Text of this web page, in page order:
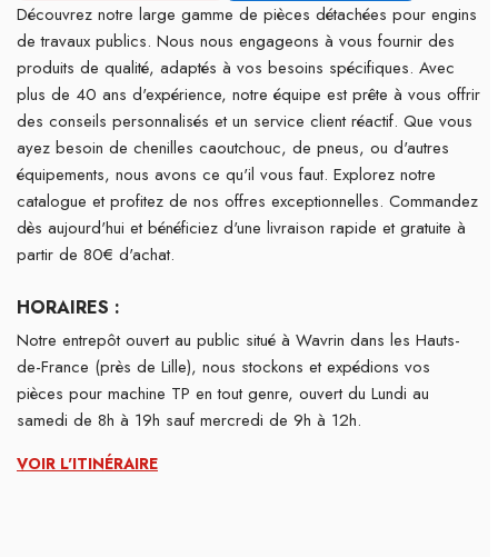
Découvrez notre large gamme de pièces détachées pour engins
de travaux publics. Nous nous engageons à vous fournir des
produits de qualité, adaptés à vos besoins spécifiques. Avec
plus de 40 ans d'expérience, notre équipe est prête à vous offrir
des conseils personnalisés et un service client réactif. Que vous
ayez besoin de chenilles caoutchouc, de pneus, ou d'autres
équipements, nous avons ce qu'il vous faut. Explorez notre
catalogue et profitez de nos offres exceptionnelles. Commandez
dès aujourd'hui et bénéficiez d'une livraison rapide et gratuite à
partir de 80€ d'achat.
HORAIRES :
Notre entrepôt ouvert au public situé à Wavrin dans les Hauts-
de-France (près de Lille), nous stockons et expédions vos
pièces pour machine TP en tout genre, ouvert du Lundi au
samedi de 8h à 19h sauf mercredi de 9h à 12h.
VOIR L'ITINÉRAIRE